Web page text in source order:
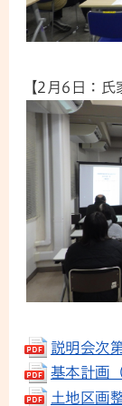
【2月6日：氏
説明会次
基本計画
土地区画